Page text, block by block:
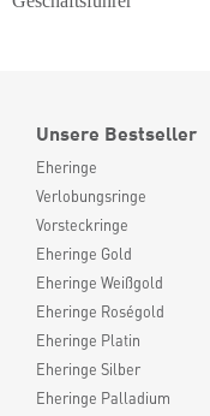
Unsere Bestseller
Eheringe
Verlobungsringe
Vorsteckringe
Eheringe Gold
Eheringe Weißgold
Eheringe Roségold
Eheringe Platin
Eheringe Silber
Eheringe Palladium